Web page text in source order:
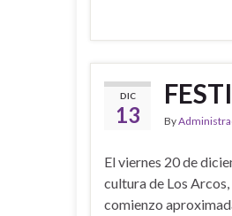
DIC
13 By
El viernes 20 de
cultura de Los
comienzo